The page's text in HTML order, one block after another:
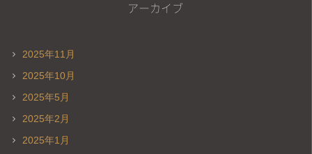
アーカイブ
2025年11月
2025年10月
2025年5月
2025年2月
2025年1月